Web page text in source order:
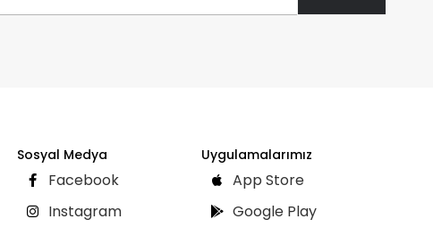
Sosyal Medya
Facebook
Instagram
Uygulamalarımız
App Store
Google Play